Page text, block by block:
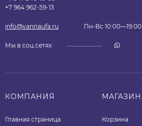
+7 964 962-59-13
info@vannaufa.ru Пн-Вс 10:00—19:00
Мы в соц.сетях
КОМПАНИЯ
Главная страница
МАГАЗИН
Корзина